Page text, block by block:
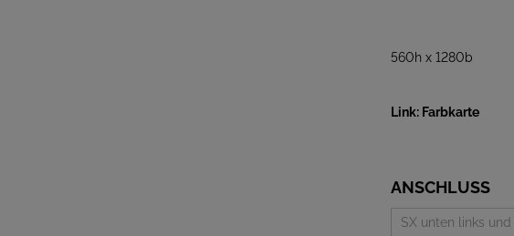
560h x 1280b
Link: Farbkarte
ANSCHLUSS
SX unten links